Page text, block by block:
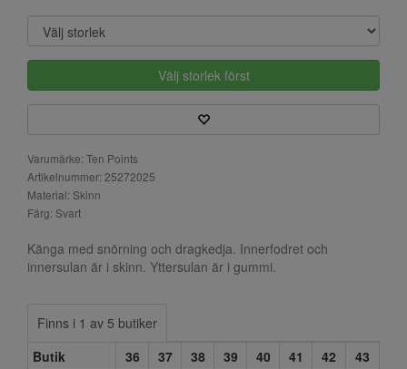
Välj storlek först
Varumärke: Ten Points
Artikelnummer: 25272025
Material: Skinn
Färg: Svart
Känga med snörning och dragkedja. Innerfodret och
innersulan är i skinn. Yttersulan är i gummi.
Finns i 1 av 5 butiker
Butik
36 37 38 39 40 41 42
43